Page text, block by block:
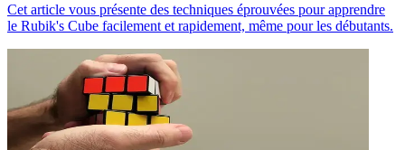
Cet article vous présente des techniques éprouvées pour apprendre
le Rubik's Cube facilement et rapidement, même pour les débutants.